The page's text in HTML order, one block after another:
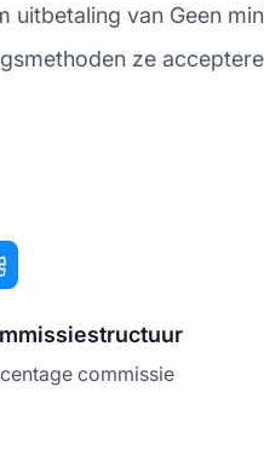
uitbetaling van Geen
ze
commissie